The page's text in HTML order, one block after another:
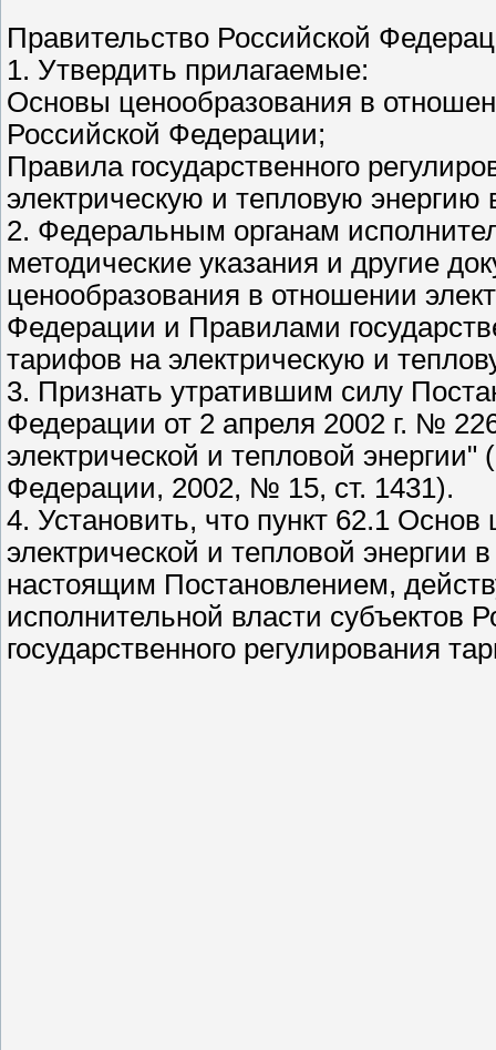
Правительство Российской
1. Утвердить прилагаемые:
Основы ценообразования в
Российской Федерации;
Правила государственного
электрическую и тепловую
2. Федеральным органам
методические указания и другие
ценообразования в отношении
Федерации и Правилами
тарифов на электрическую и
3. Признать утратившим силу
Федерации от 2 апреля 2002 г. №
электрической и тепловой
Федерации, 2002, № 15, ст. 1431).
4. Установить, что пункт 62.1
электрической и тепловой
настоящим Постановлением,
исполнительной власти субъектов
государственного регулирования